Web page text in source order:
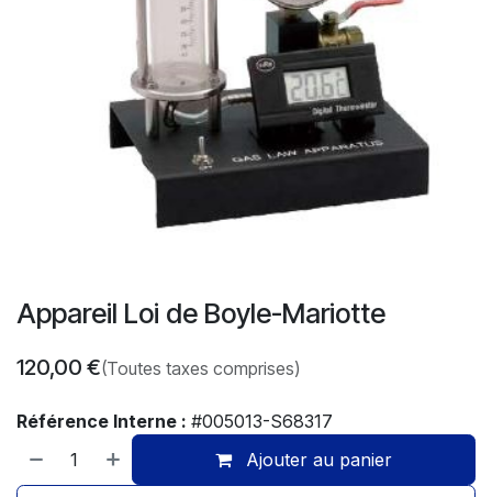
Appareil Loi de Boyle-Mariotte
120,00 €(Toutes taxes comprises)
Référence Interne : #005013-S68317
Ajouter au panier